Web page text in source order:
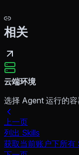
相关
云端环境
选择 Agent 运行的容
上一页
列出 Skills
获取当前账户下所有